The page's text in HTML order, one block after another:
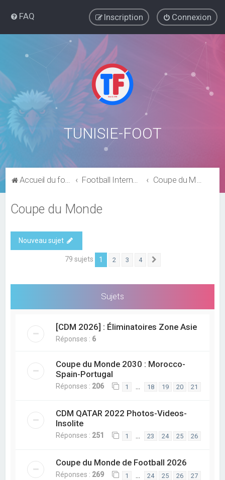
FAQ Connexion
Inscription
TUNISIE-FOOT
Accueil du forum Football International Coupe du Monde
Coupe du Monde
Nouveau sujet
79 sujets 1 2 3 4
Sujets
[CDM 2026] : Éliminatoires Zone Asie
Réponses : 6
Coupe du Monde 2030 : Morocco-
Spain-Portugal
Réponses : 206 1 … 18 19 20 21
CDM QATAR 2022 Photos-Videos-
Insolite
Réponses : 251 1 … 23 24 25 26
Coupe du Monde de Football 2026
Réponses : 269 1 24 25 26 27